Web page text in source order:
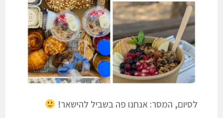
לסיום, המסר: אנחנו פה בשביל להישאר!